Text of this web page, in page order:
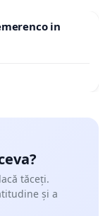
in
tăceți.
și a